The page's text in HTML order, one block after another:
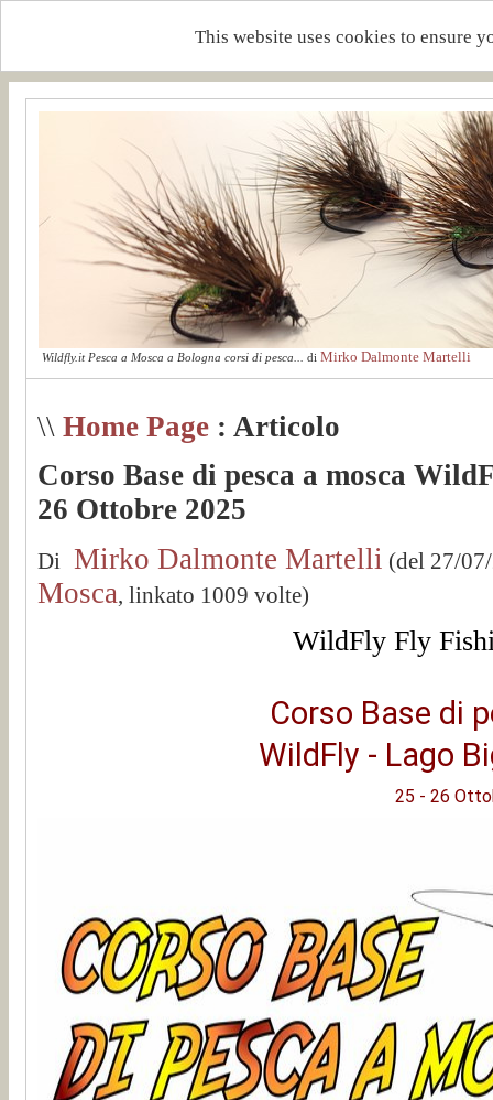
This website uses cookies to ensure
Wildfly.it Pesca a Mosca a Bologna corsi di pesca... di Mirko Dalmonte Martelli
\\ Home Page : Articolo
Corso Base di pesca a mosca
26 Ottobre 2025
Di Mirko Dalmonte Martelli (del 27/
Mosca, linkato 1009 volte)
WildFly Fly
Corso Base di
WildFly - Lago
25 - 26